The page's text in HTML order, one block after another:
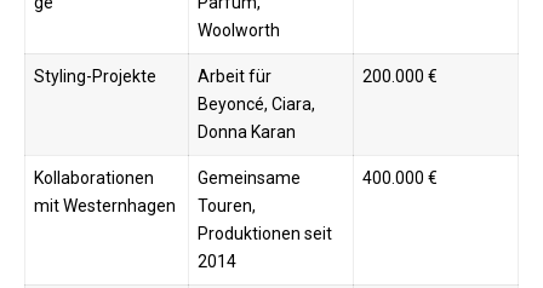
Woolworth ​
Styling-Projekte
Arbeit für
Beyoncé, Ciara,
Donna Karan ​
200.000 €
Kollaborationen
mit Westernhagen
Gemeinsame
Touren,
Produktionen seit
2014 ​
400.000 €